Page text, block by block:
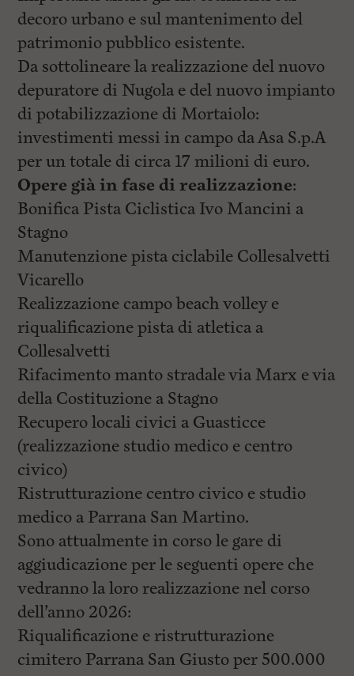
decoro urbano e sul mantenimento del
patrimonio pubblico esistente.
Da sottolineare la realizzazione del nuovo
depuratore di Nugola e del nuovo impianto
di potabilizzazione di Mortaiolo:
investimenti messi in campo da Asa S.p.A
per un totale di circa 17 milioni di euro.
Opere già in fase di realizzazione:
Bonifica Pista Ciclistica Ivo Mancini a
Stagno
Manutenzione pista ciclabile Collesalvetti
Vicarello
Realizzazione campo beach volley e
riqualificazione pista di atletica a
Collesalvetti
Rifacimento manto stradale via Marx e via
della Costituzione a Stagno
Recupero locali civici a Guasticce
(realizzazione studio medico e centro
civico)
Ristrutturazione centro civico e studio
medico a Parrana San Martino.
Sono attualmente in corso le gare di
aggiudicazione per le seguenti opere che
vedranno la loro realizzazione nel corso
dell’anno 2026:
Riqualificazione e ristrutturazione
cimitero Parrana San Giusto per 500.000